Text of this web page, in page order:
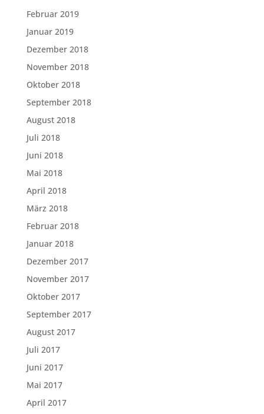
Februar 2019
Januar 2019
Dezember 2018
November 2018
Oktober 2018
September 2018
August 2018
Juli 2018
Juni 2018
Mai 2018
April 2018
März 2018
Februar 2018
Januar 2018
Dezember 2017
November 2017
Oktober 2017
September 2017
August 2017
Juli 2017
Juni 2017
Mai 2017
April 2017